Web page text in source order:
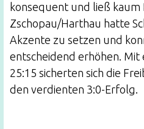
konsequent und ließ kaum
Zschopau/Harthau hatte
Akzente zu setzen und
entscheidend erhöhen.
25:15 sicherten sich die
den verdienten 3:0-Erfolg.